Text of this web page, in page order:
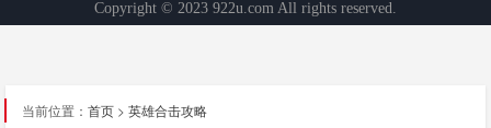
当前位置： 首页 > 英雄合击攻略